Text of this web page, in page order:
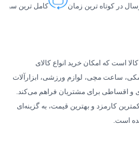
در کوتاه ترین زمان کامل ترین سبد
است که امکان خرید انواع کالای
ساعت مچی، لوازم ورزشی، ابزارآلات
و اقساطی برای مشتریان فراهم می‌کند.
کارمزد و بهترین قیمت، به گزینه‌ای
است.